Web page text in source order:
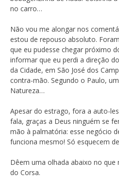
no carro…
Não vou me alongar nos
estou de repouso absoluto.
que eu pudesse chegar próximo
informar que eu perdi a direção
da Cidade, em São José dos
contra-mão. Segundo o Paulo,
Natureza…
Apesar do estrago, fora a auto-
fala, graças a Deus ninguém se
mão à palmatória: esse negócio
funciona mesmo! Só esquecem
Dêem uma olhada abaixo no
do Corsa.